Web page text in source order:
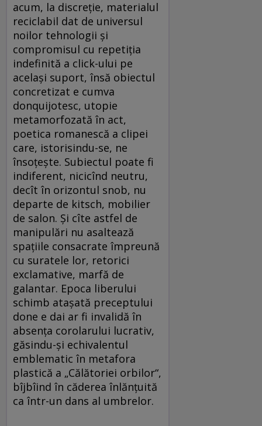
acum, la discreţie, materialul
reciclabil dat de universul
noilor tehnologii şi
compromisul cu repetiţia
indefinită a click-ului pe
acelaşi suport, însă obiectul
concretizat e cumva
donquijotesc, utopie
metamorfozată în act,
poetica romanescă a clipei
care, istorisindu-se, ne
însoţeşte. Subiectul poate fi
indiferent, nicicînd neutru,
decît în orizontul snob, nu
departe de kitsch, mobilier
de salon. Şi cîte astfel de
manipulări nu asaltează
spaţiile consacrate împreună
cu suratele lor, retorici
exclamative, marfă de
galantar. Epoca liberului
schimb ataşată preceptului
done e dai ar fi invalidă în
absenţa corolarului lucrativ,
găsindu-şi echivalentul
emblematic în metafora
plastică a „Călătoriei orbilor“,
bîjbîind în căderea înlănţuită
ca într-un dans al umbrelor.